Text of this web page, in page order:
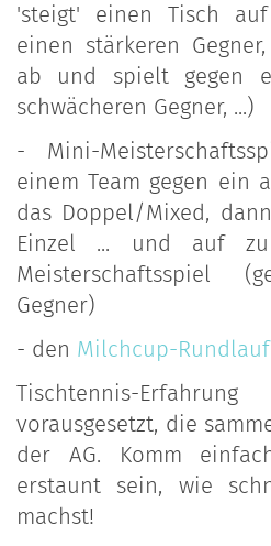
'steigt' einen Tisch
einen stärkeren
ab und spielt gegen
schwächeren Gegner, ...)
- Mini-
einem Team gegen ein
das Doppel/Mixed,
Einzel ... und auf
Meisterschaftsspiel
Gegner)
- den Milchcup-Rundlauf
Tischtennis-
vorausgesetzt, die
der AG. Komm
erstaunt sein, wie
machst!